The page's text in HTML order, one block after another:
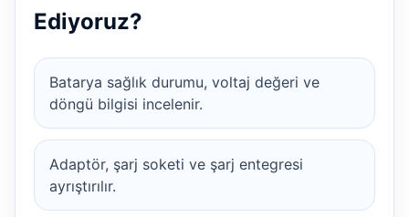
Ediyoruz?
Batarya sağlık durumu, voltaj değeri ve
döngü bilgisi incelenir.
Adaptör, şarj soketi ve şarj entegresi
ayrıştırılır.